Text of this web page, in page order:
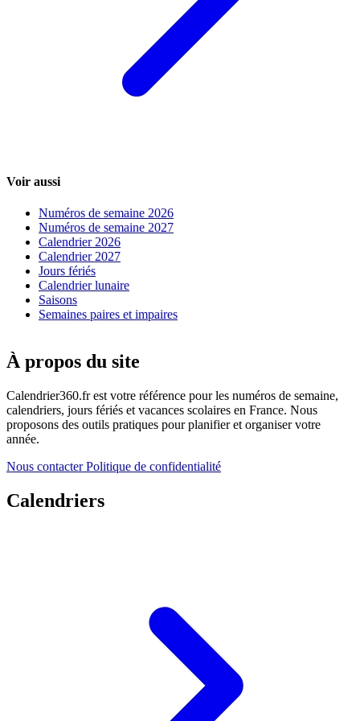
Voir aussi
Numéros de semaine 2026
Numéros de semaine 2027
Calendrier 2026
Calendrier 2027
Jours fériés
Calendrier lunaire
Saisons
Semaines paires et impaires
À propos du site
Calendrier360.fr est votre référence pour les numéros de semaine,
calendriers, jours fériés et vacances scolaires en France. Nous
proposons des outils pratiques pour planifier et organiser votre
année.
Nous contacterPolitique de confidentialité
Calendriers